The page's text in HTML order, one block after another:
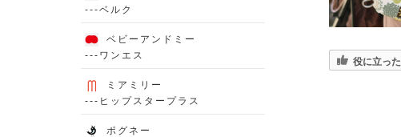
役に立った
---ベルク
ベビーアンドミー
---ワンエス
ミアミリー
---ヒップスタープラス
ポグネー